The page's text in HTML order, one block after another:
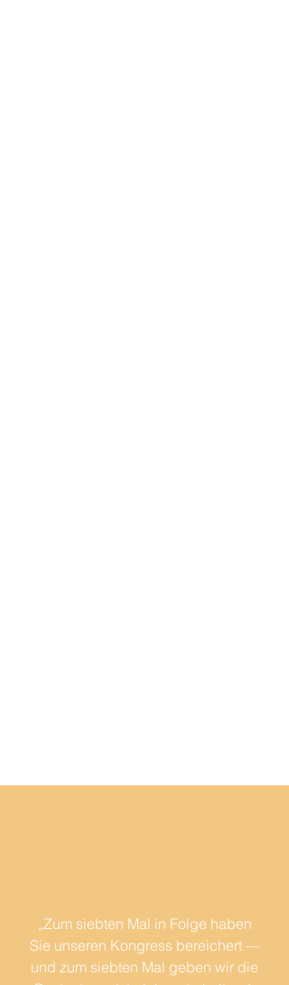
„Zum siebten Mal in Folge haben
Sie unseren Kongress bereichert —
und zum siebten Mal geben wir die